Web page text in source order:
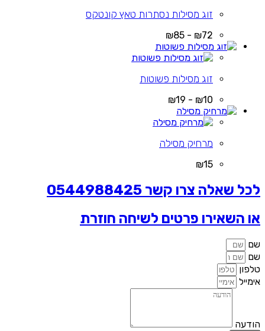
זוג מסילות נסתרות טאץ קונטקס
₪72 - ₪85
זוג מסילות פשוטות
₪10 - ₪19
מרחיק מסילה
₪15
לכל שאלה צרו קשר 0544988425
או השאירו פרטים לשיחה חוזרת
שם
שם
טלפון
אימייל
הודעה